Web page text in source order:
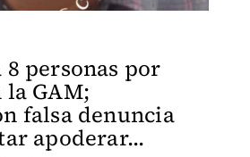
personas por
la GAM;
falsa denuncia
apoderar...